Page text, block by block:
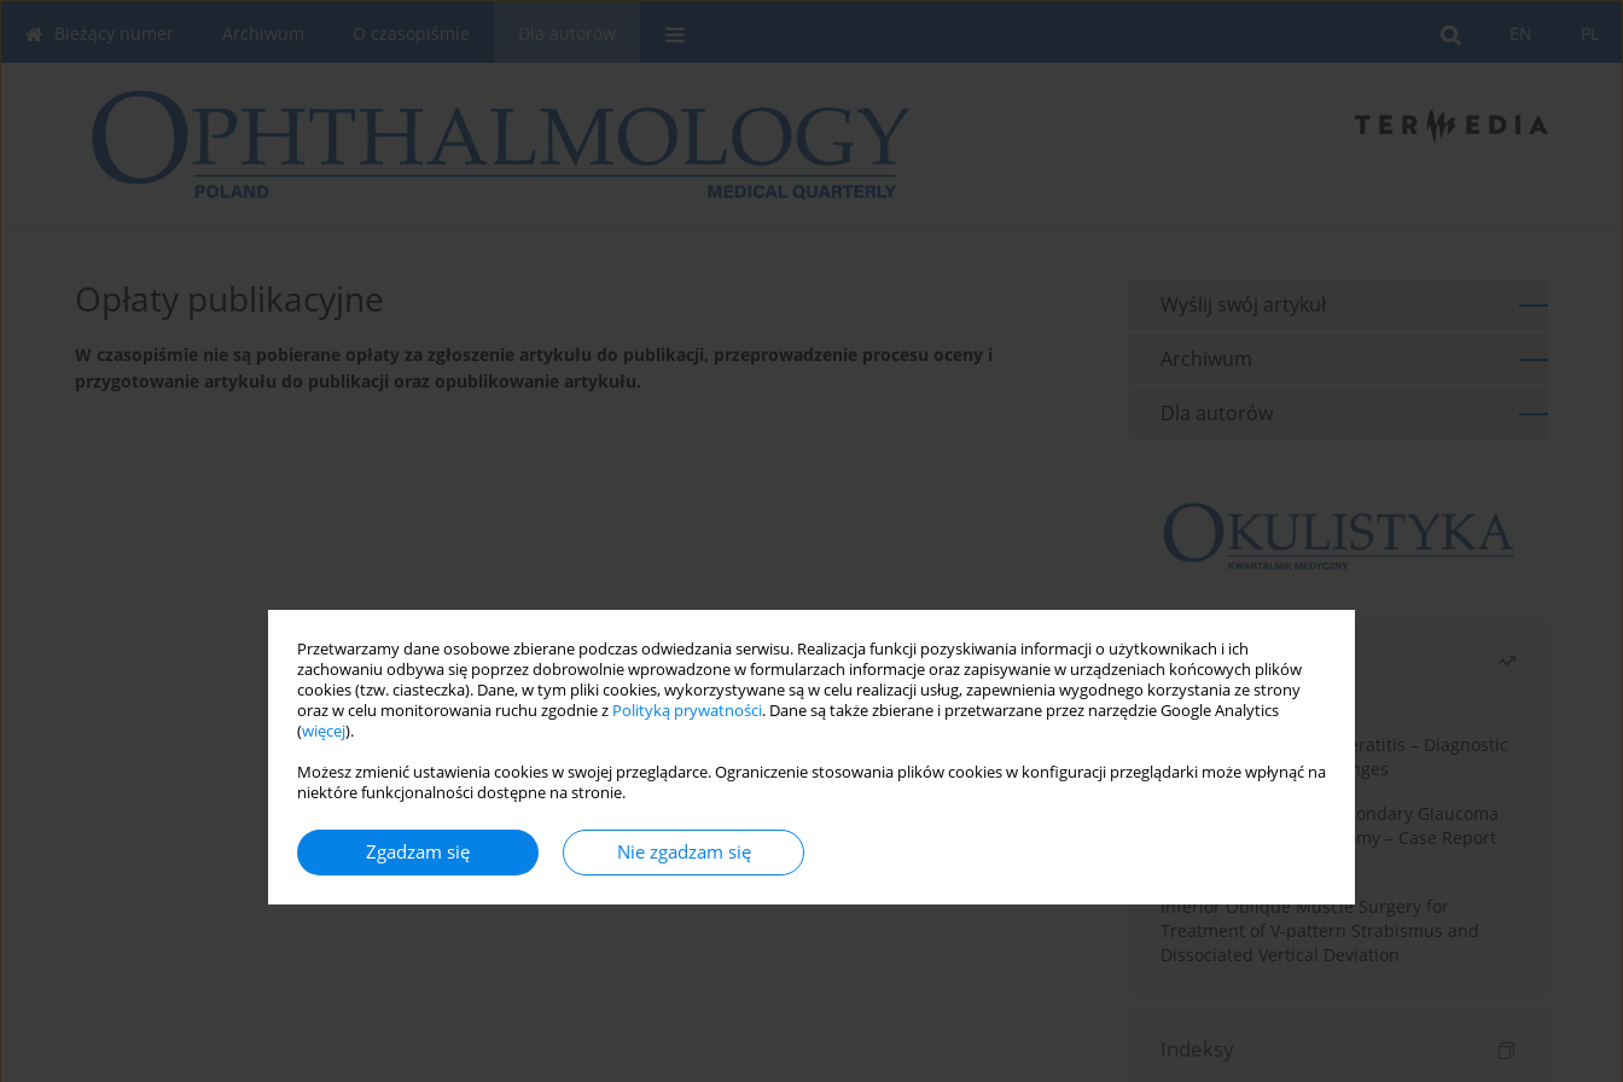
Przetwarzamy dane osobowe zbierane podczas odwiedzania serwisu. Realizacja funkcji pozyskiwania informacji o użytkownikach i ich
zachowaniu odbywa się poprzez dobrowolnie wprowadzone w formularzach informacje oraz zapisywanie w urządzeniach końcowych plików
cookies (tzw. ciasteczka). Dane, w tym pliki cookies, wykorzystywane są w celu realizacji usług, zapewnienia wygodnego korzystania ze strony
oraz w celu monitorowania ruchu zgodnie z Polityką prywatności. Dane są także zbierane i przetwarzane przez narzędzie Google Analytics
(więcej).
Możesz zmienić ustawienia cookies w swojej przeglądarce. Ograniczenie stosowania plików cookies w konfiguracji przeglądarki może wpłynąć na
niektóre funkcjonalności dostępne na stronie.
Zgadzam się Nie zgadzam się
PL
EN
Bieżący numer Archiwum O czasopiśmie
Opłaty publikacyjne
W czasopiśmie nie są pobierane opłaty za zgłoszenie artykułu do publikacji, przeprowadzenie procesu oceny i
przygotowanie artykułu do publikacji oraz opublikowanie artykułu.
Wyślij swój artykuł
Archiwum
Dla autorów
Najczęściej czytane
Miesiąc
Rok
Herpes Simplex Virus Keratitis – Diagnostic
and Therapeutic Challenges
Silicone Oil-Induced Secondary Glaucoma
After Pars Plana Vitrectomy – Case Report
Inferior Oblique Muscle Surgery for
Treatment of V-pattern Strabismus and
Dissociated Vertical Deviation
Indeksy